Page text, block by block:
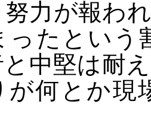
力が報わ
ったという
中堅は耐
が何とか現